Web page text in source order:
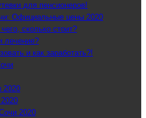
для пенсионеров!
Официальные цены 2020
сколько стоит?
лечение?
и как заработать?!
2020
2020